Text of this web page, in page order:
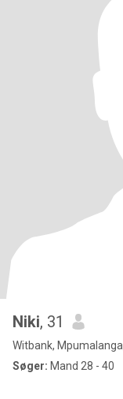
Niki, 31
Witbank,
Søger: Mand 28 - 40